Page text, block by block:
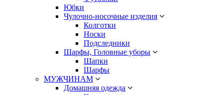
Юбки
Чулочно-носочные изделия
Колготки
Носки
Подследники
Шарфы, Головные уборы
Шапки
Шарфы
МУЖЧИНАМ
Домашняя одежда